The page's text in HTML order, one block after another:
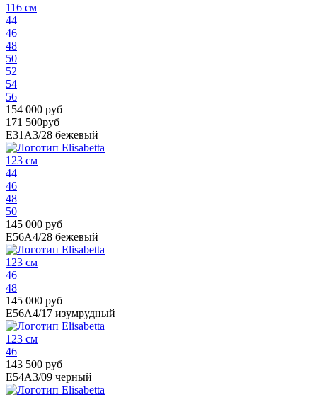
116 см
44
46
48
50
52
54
56
154 000 руб
171 500руб
E31A3/28 бежевый
123 см
44
46
48
50
145 000 руб
E56A4/28 бежевый
123 см
46
48
145 000 руб
E56A4/17 изумрудный
123 см
46
143 500 руб
E54A3/09 черный